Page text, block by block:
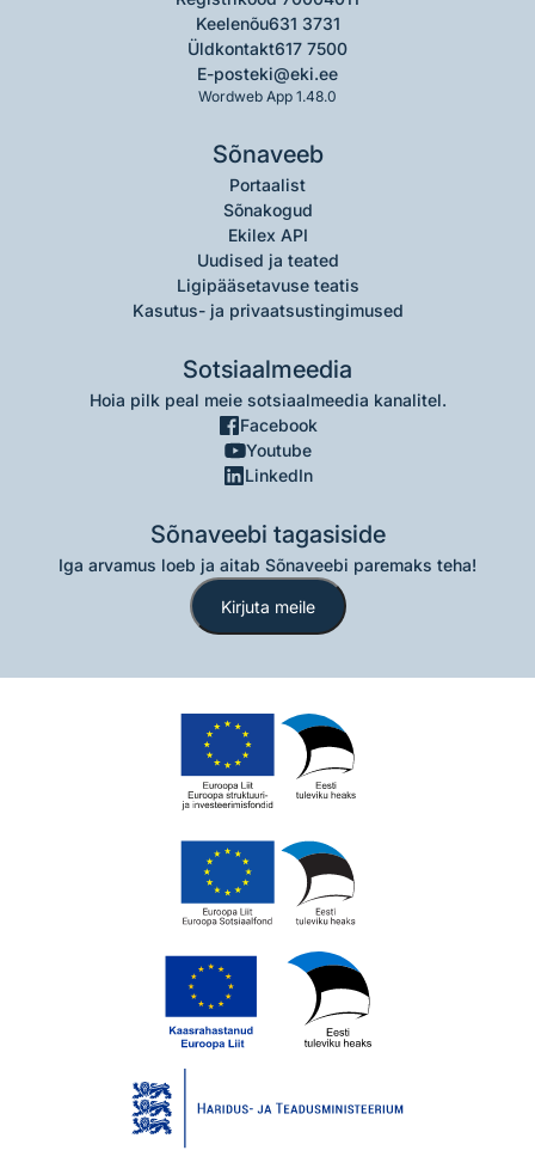
Keelenõu631 3731
Üldkontakt617 7500
E-posteki@eki.ee
Wordweb App 1.48.0
Sõnaveeb
Portaalist
Sõnakogud
Ekilex API
Uudised ja teated
Ligipääsetavuse teatis
Kasutus- ja privaatsustingimused
Sotsiaalmeedia
Hoia pilk peal meie sotsiaalmeedia kanalitel.
Facebook
Youtube
LinkedIn
Sõnaveebi tagasiside
Iga arvamus loeb ja aitab Sõnaveebi paremaks teha!
Kirjuta meile